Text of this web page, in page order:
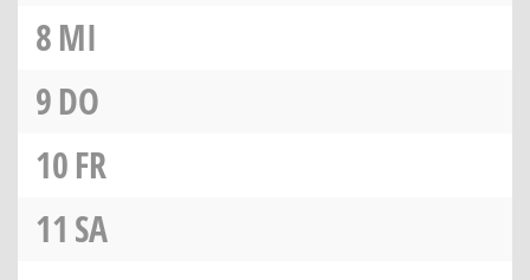
8MI
9DO
10FR
11 SA